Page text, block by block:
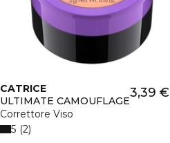
CATRICE
ULTIMATE CAMOUFLAGE
Correttore Viso
3,39 €
5 2